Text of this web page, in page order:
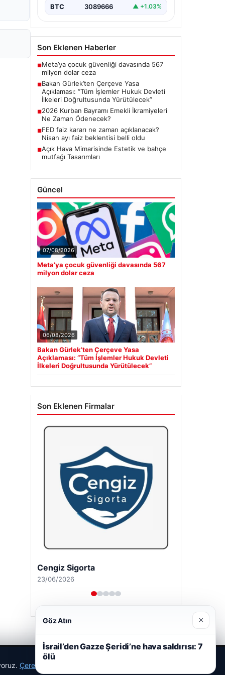
Meclis'te kabul…
BTC 3089666 ▲ +1.03%
Son Eklenen Haberler
■Meta’ya çocuk güvenliği davasında 567
milyon dolar ceza
■Bakan Gürlek’ten Çerçeve Yasa
Açıklaması: “Tüm İşlemler Hukuk Devleti
İlkeleri Doğrultusunda Yürütülecek”
■2026 Kurban Bayramı Emekli İkramiyeleri
Ne Zaman Ödenecek?
■FED faiz kararı ne zaman açıklanacak?
Nisan ayı faiz beklentisi belli oldu
■Açık Hava Mimarisinde Estetik ve bahçe
mutfağı Tasarımları
Güncel
07/08/2026
Meta’ya çocuk güvenliği davasında 567
milyon dolar ceza
06/08/2026
Bakan Gürlek’ten Çerçeve Yasa
Açıklaması: “Tüm İşlemler Hukuk Devleti
İlkeleri Doğrultusunda Yürütülecek”
Son Eklenen Firmalar
Cengiz Sigorta
23/06/2026
Çerez Politikamız
Göz Atın ×
İsrail’den Gazze Şeridi’ne hava saldırısı: 7
ölü